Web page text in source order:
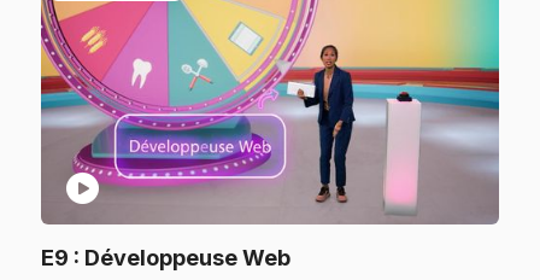
play_circle
E9 : Développeuse Web.